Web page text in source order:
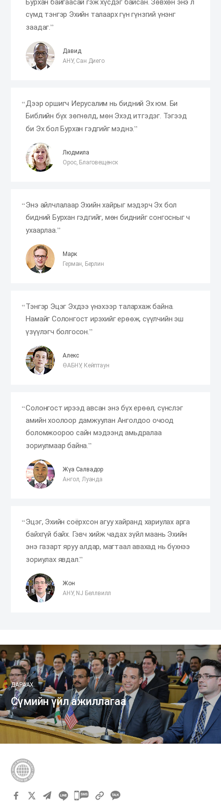
Бурхан байгаасай гэж хүсдэг байсан. Зөвхөн энэ л
сүмд тэнгэр Эхийн талаарх гүн гүнзгий үнэнг
заадаг.
Давид
АНУ, Сан Диего
Дээр оршигч Иерусалим нь бидний Эх юм. Би
Библийн бүх зөгнөлд, мөн Эхэд итгэдэг. Тэгээд
би Эх бол Бурхан гэдгийг мэднэ.
Людмила
Орос, Благовещенск
Энэ айлчлалаар Эхийн хайрыг мэдэрч Эх бол
бидний Бурхан гэдгийг, мөн биднийг сонгосныг ч
ухаарлаа.
Марк
Герман, Берлин
Тэнгэр Эцэг Эхдээ үнэхээр талархаж байна.
Намайг Солонгост ирэхийг ерөөж, сүүлчийн эш
үзүүлэгч болгосон.
Алекс
ӨАБНУ, Кейптаун
Солонгост ирээд авсан энэ бүх ерөөл, сүнслэг
амийн хоолоор дамжуулан Анголдоо очоод
боломжоороо сайн мэдээнд амьдралаа
зориулмаар байна.
Жүа Салвадор
Ангол, Луанда
Эцэг, Эхийн соёрхсон агуу хайранд хариулах арга
байхгүй байх. Гэвч хийж чадах зүйл маань Эхийн
энэ газарт яруу алдар, магтаал авахад нь бүхнээ
зориулах явдал.
Жон
АНУ, NJ Беллвилл
ДАРААХ
Сүмийн үйл ажиллагаа
카